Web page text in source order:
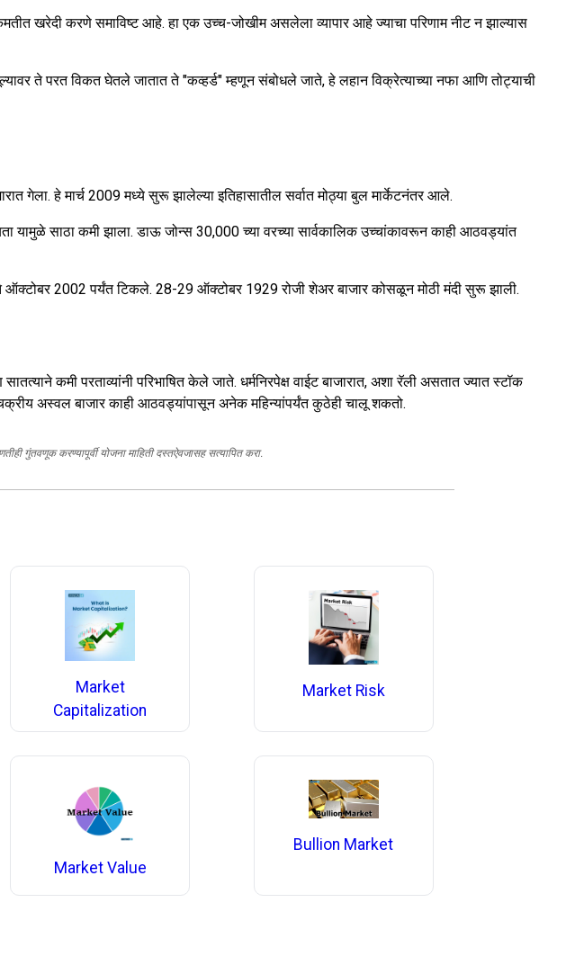
खरेदी करणे समाविष्ट आहे. हा एक उच्च-जोखीम असलेला व्यापार आहे ज्याचा परिणाम नीट न झाल्यास
ते परत विकत घेतले जातात ते "कव्हर्ड" म्हणून संबोधले जाते, हे लहान विक्रेत्याच्या नफा आणि तोट्याची
गेला. हे मार्च 2009 मध्ये सुरू झालेल्या इतिहासातील सर्वात मोठ्या बुल मार्केटनंतर आले.
यामुळे साठा कमी झाला. डाऊ जोन्स 30,000 च्या वरच्या सार्वकालिक उच्चांकावरून काही आठवड्यांत
2002 पर्यंत टिकले. 28-29 ऑक्टोबर 1929 रोजी शेअर बाजार कोसळून मोठी मंदी सुरू झाली.
कमी परताव्यांनी परिभाषित केले जाते. धर्मनिरपेक्ष वाईट बाजारात, अशा रॅली असतात ज्यात स्टॉक
अस्वल बाजार काही आठवड्यांपासून अनेक महिन्यांपर्यंत कुठेही चालू शकतो.
गुंतवणूक करण्यापूर्वी योजना माहिती दस्तऐवजासह सत्यापित करा.
Market
Capitalization
Market Risk
Market Value
Bullion Market